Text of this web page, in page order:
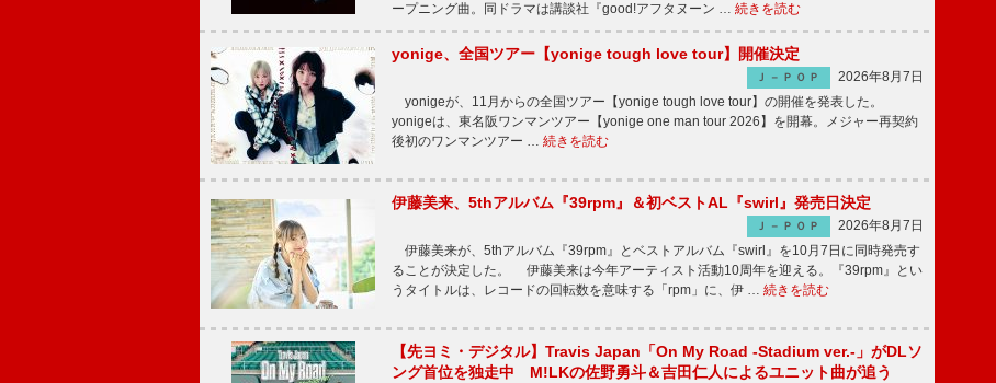
ープニング曲。同ドラマは講談社『good!アフタヌーン … 続きを読む
yonige、全国ツアー【yonige tough love tour】開催決定
Ｊ－ＰＯＰ
2026年8月7日
yonigeが、11月からの全国ツアー【yonige tough love tour】の開催を発表した。
yonigeは、東名阪ワンマンツアー【yonige one man tour 2026】を開幕。メジャー再契約
後初のワンマンツアー … 続きを読む
伊藤美来、5thアルバム『39rpm』＆初ベストAL『swirl』発売日決定
Ｊ－ＰＯＰ
2026年8月7日
伊藤美来が、5thアルバム『39rpm』とベストアルバム『swirl』を10月7日に同時発売す
ることが決定した。 伊藤美来は今年アーティスト活動10周年を迎える。『39rpm』とい
うタイトルは、レコードの回転数を意味する「rpm」に、伊 … 続きを読む
【先ヨミ・デジタル】Travis Japan「On My Road -Stadium ver.-」がDLソ
ング首位を独走中 M!LKの佐野勇斗＆吉田仁人によるユニット曲が追う